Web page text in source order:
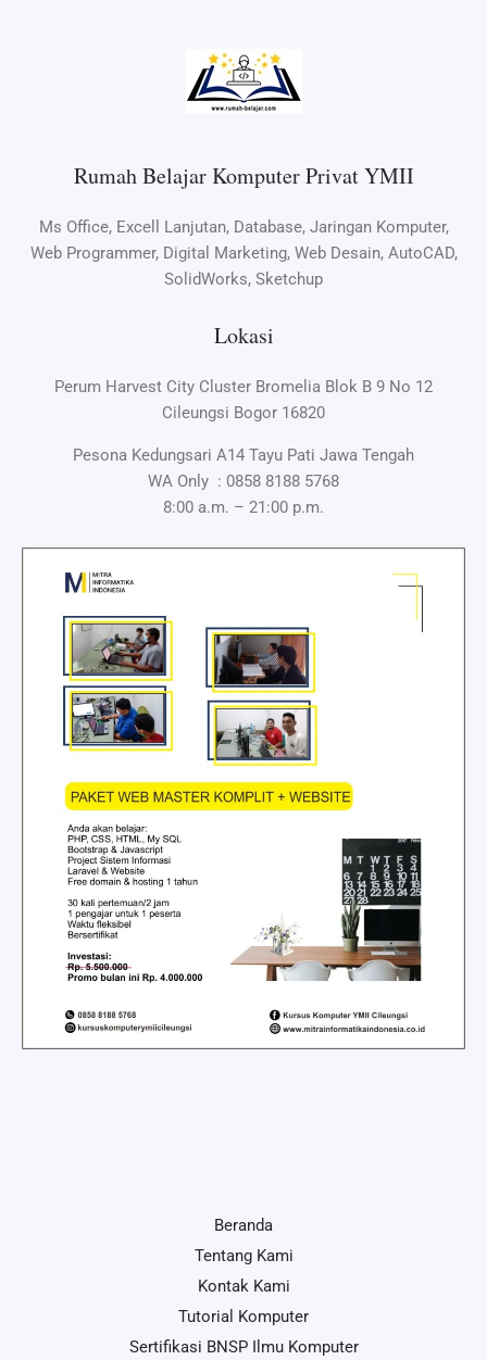
Rumah Belajar Komputer Privat YMII
Ms Office, Excell Lanjutan, Database, Jaringan Komputer,
Web Programmer, Digital Marketing, Web Desain, AutoCAD,
SolidWorks, Sketchup
Lokasi
Perum Harvest City Cluster Bromelia Blok B 9 No 12
Cileungsi Bogor 16820
Pesona Kedungsari A14 Tayu Pati Jawa Tengah
WA Only : 0858 8188 5768
8:00 a.m. – 21:00 p.m.
Beranda
Tentang Kami
Kontak Kami
Tutorial Komputer
Sertifikasi BNSP Ilmu Komputer